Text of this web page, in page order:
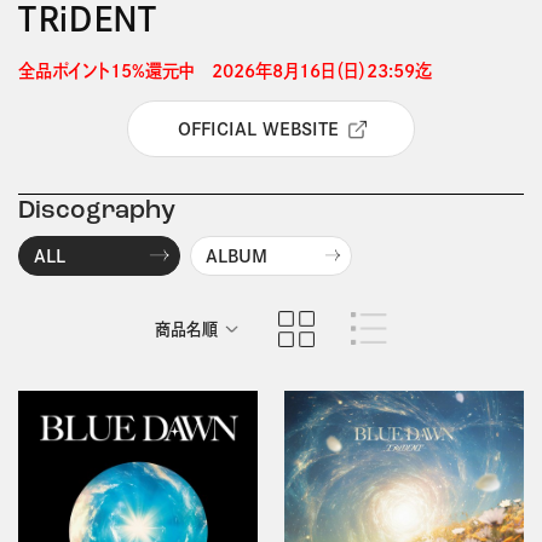
ＴＲｉＤＥＮＴ
全品ポイント15%還元中　2026年8月16日（日）23:59迄
OFFICIAL WEBSITE
Discography
ALL ALBUM
商品名順